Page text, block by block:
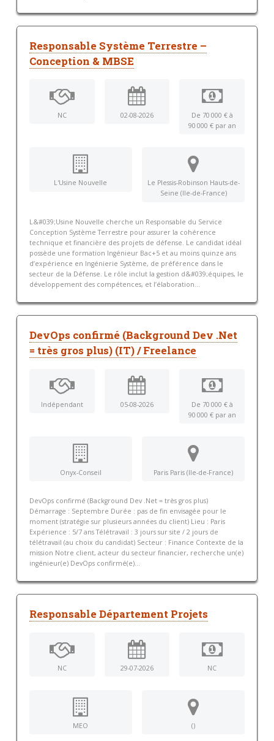
Responsable Système Terrestre –
Conception & MBSE
NC 02-08-2026
De 70 000 € à
90 000 € par an
L'Usine Nouvelle
Le Plessis-Robinson Hauts-de-
Seine (Ile-de-France)
L&#039;Usine Nouvelle cherche un Responsable du Service
Conception Système Terrestre pour assurer la cohérence
technique et financière des projets de défense. Le candidat idéal
possède une formation Ingénieur Bac+5 et au moins quinze ans
d’expérience en Ingénierie Système, de préférence dans le
secteur de la Défense. Le rôle inclut la gestion d&#039;équipes, le
développement des compétences, et l’élaboration...
DevOps confirmé (Background Dev .Net
= très gros plus) (IT) / Freelance
Indépendant 05-08-2026
De 70 000 € à
90 000 € par an
Onyx-Conseil Paris Paris (Ile-de-France)
DevOps confirmé (Background Dev .Net = très gros plus)
Démarrage : Septembre Durée : pas de fin envisagée pour le
moment (stratégie sur plusieurs années du client) Lieu : Paris
Expérience : 5/7 ans Télétravail : 3 jours sur site / 2 jours de
télétravail (au choix du candidat) Secteur : Finance Contexte de la
mission Notre client, acteur du secteur financier, recherche un(e)
ingénieur(e) DevOps confirmé(e)...
Responsable Département Projets
NC 29-07-2026 NC
MEO ()